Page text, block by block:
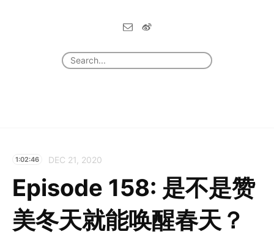
1:02:46 DEC 21, 2020
Episode 158: 是不是赞
美冬天就能唤醒春天？